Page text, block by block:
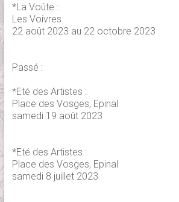
*La Voûte :
Les Voivres
22 août 2023 au 22 octobre 2023
Passé :
*Eté des Artistes :
Place des Vosges, Epinal
samedi 19 août 2023
*Eté des Artistes :
Place des Vosges, Epinal
samedi 8 juillet 2023